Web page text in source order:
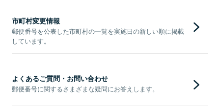
市町村変更情報
郵便番号を公表した市町村の一覧を実施日の新しい順に掲載
しています。
よくあるご質問・お問い合わせ
郵便番号に関するさまざまな疑問にお答えします。